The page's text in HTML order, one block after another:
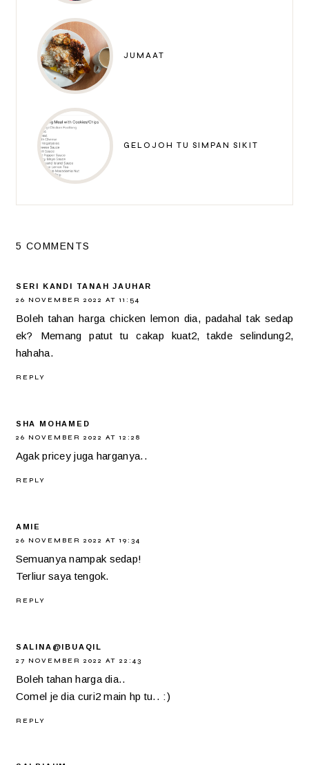
JUMAAT
GELOJOH TU SIMPAN SIKIT
5 COMMENTS
SERI KANDI TANAH JAUHAR
26 NOVEMBER 2022 AT 11:54
Boleh tahan harga chicken lemon dia, padahal tak sedap
ek? Memang patut tu cakap kuat2, takde selindung2,
hahaha.
REPLY
SHA MOHAMED
26 NOVEMBER 2022 AT 12:28
Agak pricey juga harganya..
REPLY
AMIE
26 NOVEMBER 2022 AT 19:34
Semuanya nampak sedap!
Terliur saya tengok.
REPLY
SALINA@IBUAQIL
27 NOVEMBER 2022 AT 22:43
Boleh tahan harga dia..
Comel je dia curi2 main hp tu.. :)
REPLY